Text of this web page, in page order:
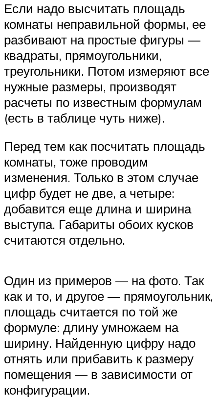
Если надо высчитать площадь
комнаты неправильной формы, ее
разбивают на простые фигуры —
квадраты, прямоугольники,
треугольники. Потом измеряют все
нужные размеры, производят
расчеты по известным формулам
(есть в таблице чуть ниже).
Перед тем как посчитать площадь
комнаты, тоже проводим
изменения. Только в этом случае
цифр будет не две, а четыре:
добавится еще длина и ширина
выступа. Габариты обоих кусков
считаются отдельно.
Один из примеров — на фото. Так
как и то, и другое — прямоугольник,
площадь считается по той же
формуле: длину умножаем на
ширину. Найденную цифру надо
отнять или прибавить к размеру
помещения — в зависимости от
конфигурации.